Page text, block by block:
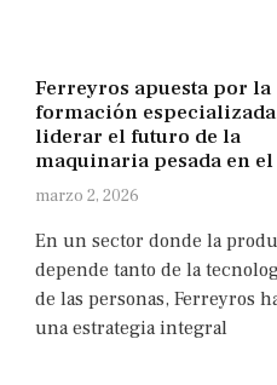
Ferreyros apuesta por la
formación
liderar el futuro de la
maquinaria pesada en
marzo 2, 2026
En un sector donde la
depende tanto de la
de las personas, Ferreyros
una estrategia integral